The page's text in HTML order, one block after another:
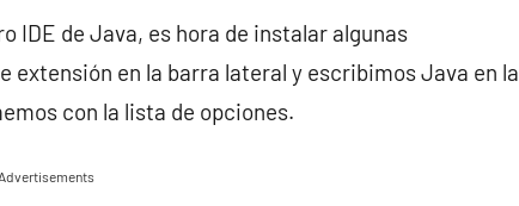
IDE de Java, es hora de instalar algunas
extensión en la barra lateral y escribimos Java en la
con la lista de opciones.
Advertisements